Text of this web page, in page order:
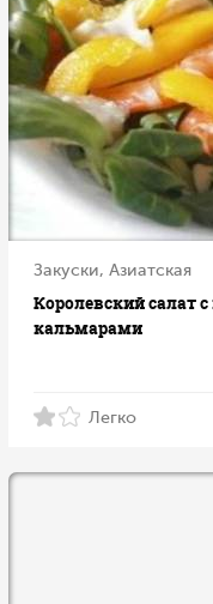
Закуски, Азиатская
Королевский салат
кальмарами
Легко